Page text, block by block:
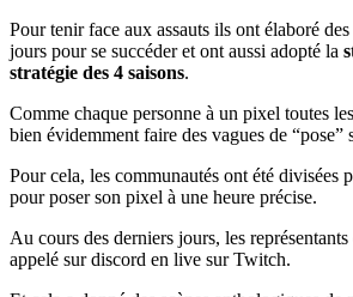
Pour tenir face aux assauts ils ont élaboré
jours pour se succéder et ont aussi adopté la
stratégie des 4 saisons.
Comme chaque personne à un pixel toutes
bien évidemment faire des vagues de “pose”
Pour cela, les communautés ont été divisées
pour poser son pixel à une heure précise.
Au cours des derniers jours, les
appelé sur discord en live sur Twitch.